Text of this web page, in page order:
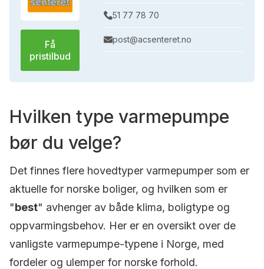
Få
pristilbud
51 77 78 70
post@acsenteret.no
Hvilken type varmepumpe
bør du velge?
Det finnes flere hovedtyper varmepumper som er
aktuelle for norske boliger, og hvilken som er
"best" avhenger av både klima, boligtype og
oppvarmingsbehov. Her er en oversikt over de
vanligste varmepumpe-typene i Norge, med
fordeler og ulemper for norske forhold.